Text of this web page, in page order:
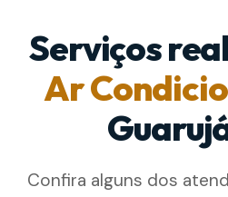
Serviços
Ar
Confira alguns dos